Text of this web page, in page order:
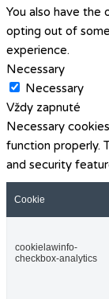
You also have
opting out of
experience.
Necessary
Necessary
Vždy zapnuté
Necessary
function properly.
and security
Cookie
cookielawinfo-
checkbox-analytics